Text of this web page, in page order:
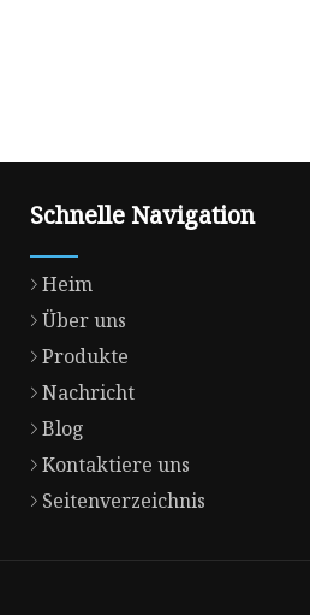
Schnelle Navigation
Heim
Über uns
Produkte
Nachricht
Blog
Kontaktiere uns
Seitenverzeichnis